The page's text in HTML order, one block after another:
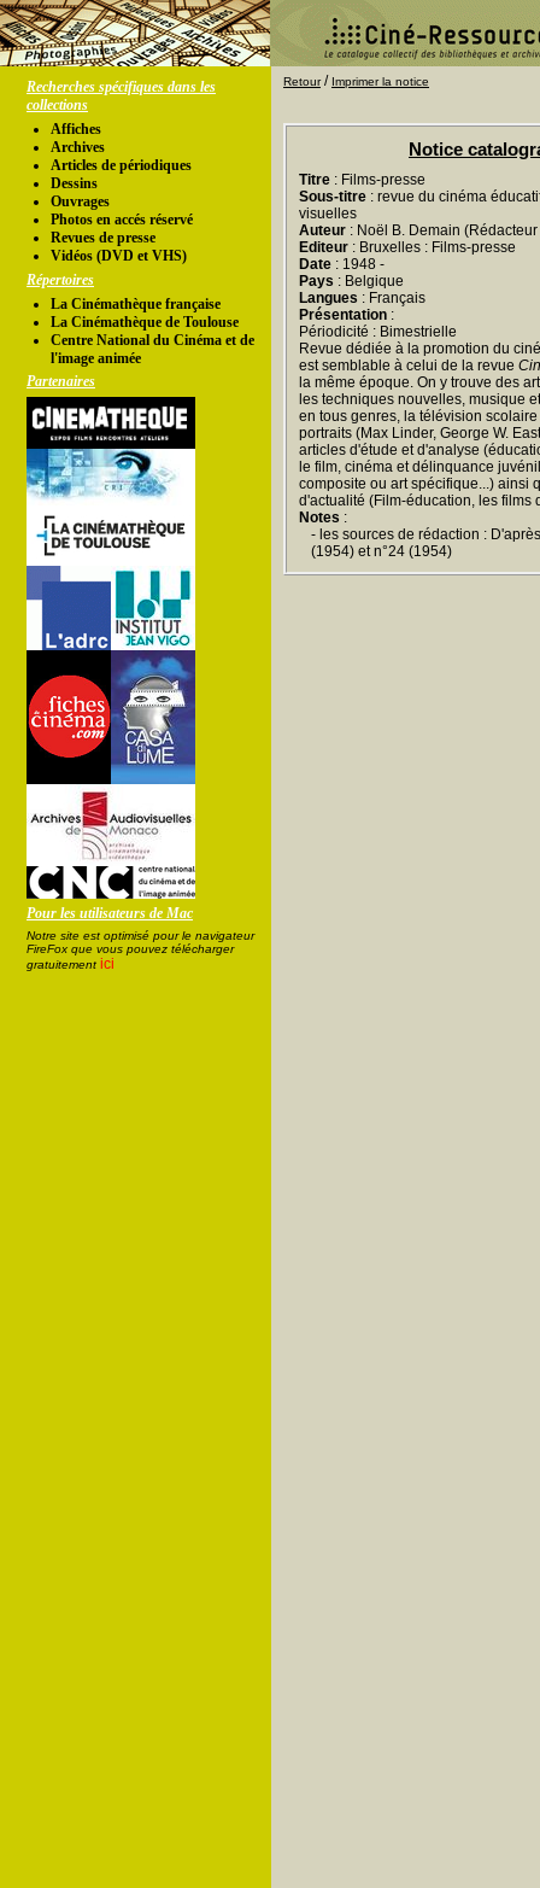
Recherches spécifiques dans les
collections
Affiches
Archives
Articles de périodiques
Dessins
Ouvrages
Photos en accés réservé
Revues de presse
Vidéos (DVD et VHS)
Répertoires
La Cinémathèque française
La Cinémathèque de Toulouse
Centre National du Cinéma et de
l'image animée
Partenaires
Pour les utilisateurs de Mac
Notre site est optimisé pour le navigateur
FireFox que vous pouvez télécharger
gratuitement ici
Retour/ Imprimer la notice
Notice
Titre : Films-presse
Sous-titre : revue du cinéma
visuelles
Auteur : Noël B. Demain
Editeur : Bruxelles : Films-presse
Date : 1948 -
Pays : Belgique
Langues : Français
Présentation :
Périodicité : Bimestrielle
Revue dédiée à la promotion du
est semblable à celui de la revue
la même époque. On y trouve des
les techniques nouvelles, musique
en tous genres, la télévision
portraits (Max Linder, George W.
articles d'étude et d'analyse
le film, cinéma et délinquance
composite ou art spécifique...) ainsi
d'actualité (Film-éducation, les films
Notes :
- les sources de rédaction :
(1954) et n°24 (1954)